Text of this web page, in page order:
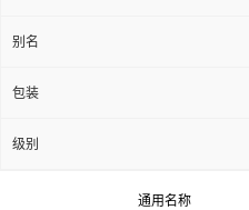
别名
包装
级别
通用名称